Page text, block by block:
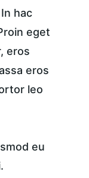
hac
eget
eros
eros
leo
eu